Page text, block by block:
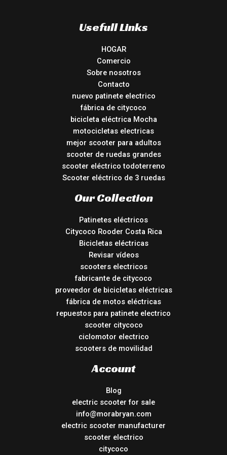
Usefull Links
HOGAR
Comercio
Sobre nosotros
Contacto
nuevo patinete electrico
fábrica de citycoco
bicicleta eléctrica Mocha
motocicletas electricas
mejor scooter para adultos
scooter de ruedas grandes
scooter eléctrico todoterreno
Scooter eléctrico de 3 ruedas
Our Collection
Patinetes eléctricos
Citycoco Rooder Costa Rica
Bicicletas eléctricas
Revisar vídeos
scooters electricos
fabricante de citycoco
proveedor de bicicletas eléctricas
fábrica de motos eléctricas
repuestos para patinete electrico
scooter citycoco
ciclomotor electrico
scooters de movilidad
Account
Blog
electric scooter for sale
info@morabryan.com
electric scooter manufacturer
scooter electrico
citycoco